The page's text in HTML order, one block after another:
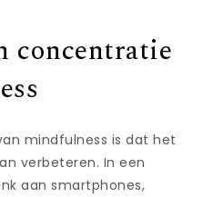
concentratie
mindfulness is dat het
verbeteren. In een
aan smartphones,